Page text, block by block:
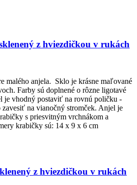
z hviezdičkou v rukách
malého anjela. Sklo je krásne maľované
Farby sú doplnené o rôzne ligotavé
je vhodný postaviť na rovnú poličku -
zavesiť na vianočný stromček. Anjel je
s priesvitným vrchnákom a
krabičky sú: 14 x 9 x 6 cm
z hviezdičkou v rukách